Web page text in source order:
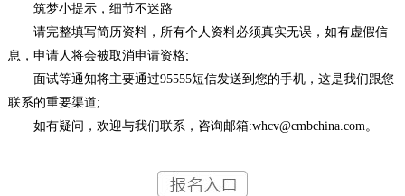
筑梦小提示，细节不迷路
请完整填写简历资料，所有个人资料必须真实无误，如有虚假信
息，申请人将会被取消申请资格;
面试等通知将主要通过95555短信发送到您的手机，这是我们跟您
联系的重要渠道;
如有疑问，欢迎与我们联系，咨询邮箱:whcv@cmbchina.com。